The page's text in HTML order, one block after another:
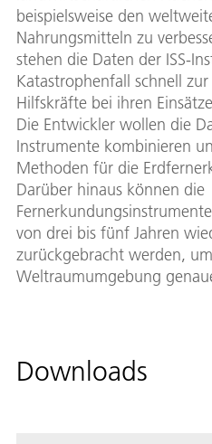
beispielsweise den
Nahrungsmitteln zu
stehen die Daten der ISS-
Katastrophenfall schnell
Hilfskräfte bei ihren
Die Entwickler wollen die
Instrumente kombinieren
Methoden für die
Darüber hinaus können die
von drei bis fünf Jahren
zurückgebracht werden,
Weltraumumgebung
Downloads